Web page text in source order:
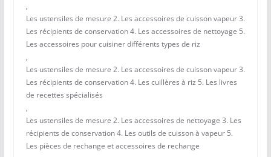
,
Les ustensiles de mesure 2. Les accessoires de cuisson vapeur 3.
Les récipients de conservation 4. Les accessoires de nettoyage 5.
Les accessoires pour cuisiner différents types de riz
,
Les ustensiles de mesure 2. Les accessoires de cuisson vapeur 3.
Les récipients de conservation 4. Les cuillères à riz 5. Les livres
de recettes spécialisés
,
Les ustensiles de mesure 2. Les accessoires de nettoyage 3. Les
récipients de conservation 4. Les outils de cuisson à vapeur 5.
Les pièces de rechange et accessoires de rechange